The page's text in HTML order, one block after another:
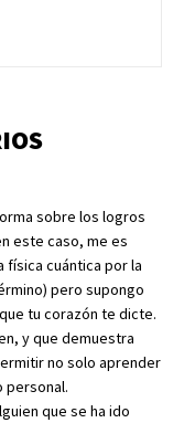
sobre los logros
este caso, me es
física cuántica por la
pero supongo
tu corazón te dicte.
y que demuestra
no solo aprender
personal.
que se ha ido